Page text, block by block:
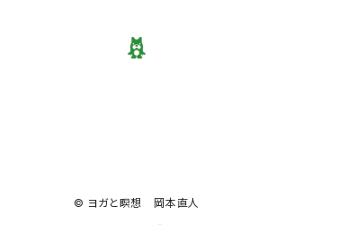
© ヨガと瞑想 岡本直人